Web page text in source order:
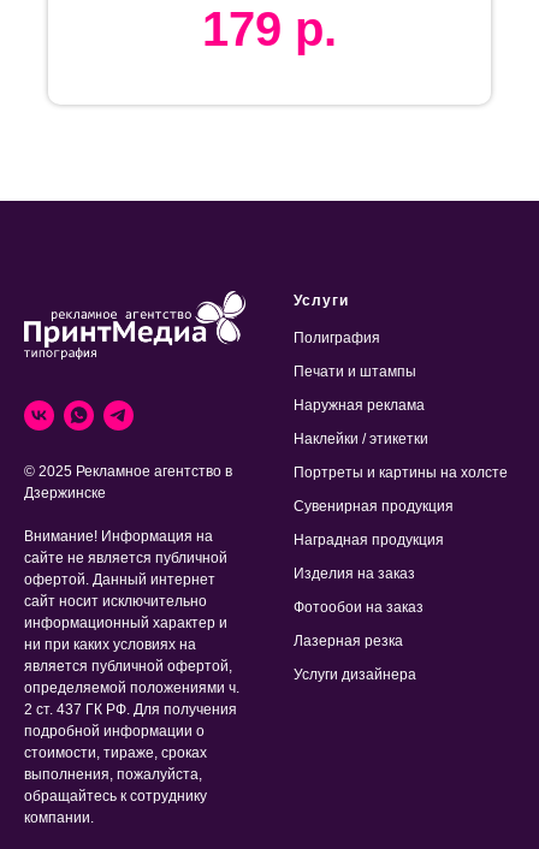
179 р.
© 2025 Рекламное агентство в
Дзержинске
Внимание! Информация на
сайте не является публичной
офертой. Данный интернет
сайт носит исключительно
информационный характер и
ни при каких условиях на
является публичной офертой,
определяемой положениями ч.
2 ст. 437 ГК РФ. Для получения
подробной информации о
стоимости, тираже, сроках
выполнения, пожалуйста,
обращайтесь к сотруднику
компании.
Услуги
Полиграфия
Печати и штампы
Наружная реклама
Наклейки / этикетки
Портреты и картины на холсте
Сувенирная продукция
Наградная продукция
Изделия на заказ
Фотообои на заказ
Лазерная резка
Услуги дизайнера